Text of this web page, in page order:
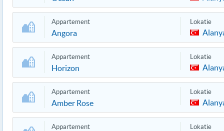
Appartement
Angora
Lokatie
Appartement
Horizon
Lokatie
Appartement
Amber Rose
Lokatie
Appartement Lokatie